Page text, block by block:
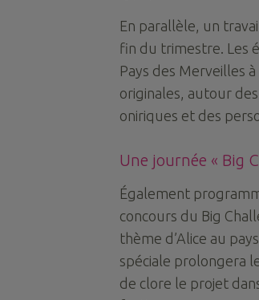
En parallèle, un
fin du trimestre. Les
Pays des Merveilles
originales, autour
oniriques et des
Une journée « Big
Également
concours du Big
thème d’Alice au
spéciale prolongera
de clore le projet